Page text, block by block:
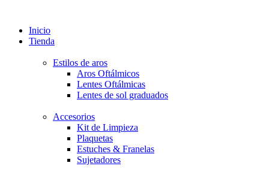
Inicio
Tienda
Estilos de aros
Aros Oftálmicos
Lentes Oftálmicas
Lentes de sol graduados
Accesorios
Kit de Limpieza
Plaquetas
Estuches & Franelas
Sujetadores